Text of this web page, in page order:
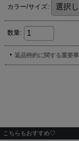
こちらもおすすめ♡